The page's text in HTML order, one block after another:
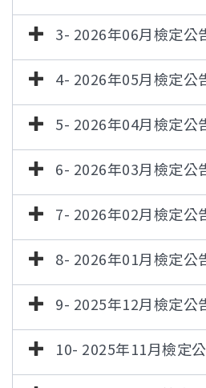
3- 2026年06月檢定公
4- 2026年05月檢定公
5- 2026年04月檢定公
6- 2026年03月檢定公
7- 2026年02月檢定公
8- 2026年01月檢定公
9- 2025年12月檢定公
10- 2025年11月檢定